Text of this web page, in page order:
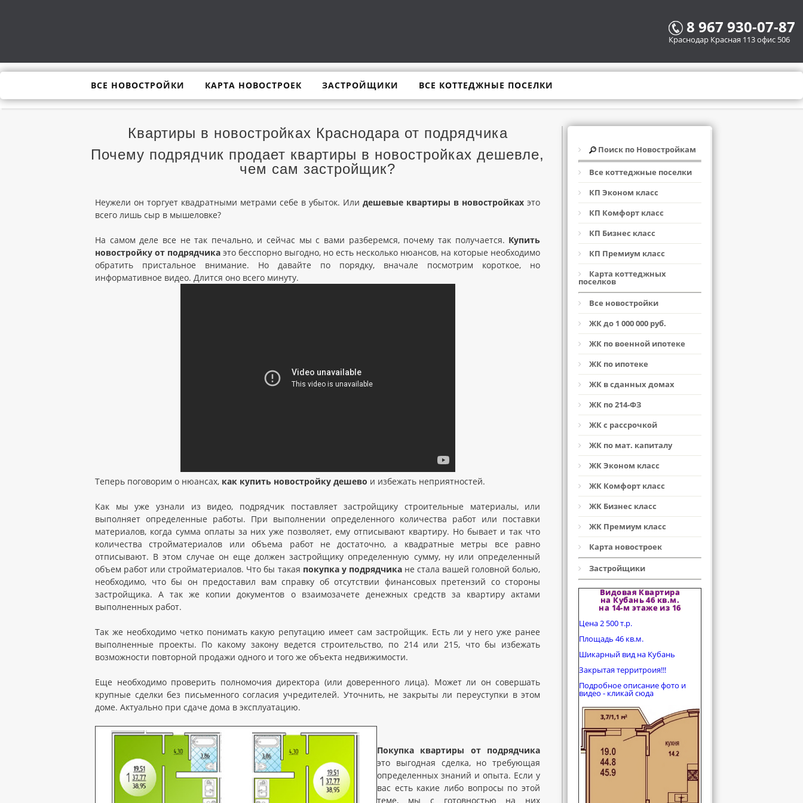
8 967 930-07-87
Краснодар Красная 113 офис 506
ВСЕ НОВОСТРОЙКИ КАРТА НОВОСТРОЕК ЗАСТРОЙЩИКИ ВСЕ КОТТЕДЖНЫЕ ПОСЕЛКИ
Квартиры в новостройках Краснодара от подрядчика
Почему подрядчик продает квартиры в новостройках дешевле,
чем сам застройщик?
Неужели он торгует квадратными метрами себе в убыток. Илидешевые квартиры в новостройках это
всего лишь сыр в мышеловке?
На самом деле все не так печально, и сейчас мы с вами разберемся, почему так получается. Купить
новостройку от подрядчика это бесспорно выгодно, но есть несколько нюансов, на которые необходимо
обратить пристальное внимание. Но давайте по порядку, вначале посмотрим короткое, но
информативное видео. Длится оно всего минуту.
Теперь поговорим о нюансах, как купить новостройку дешево и избежать неприятностей.
Как мы уже узнали из видео, подрядчик поставляет застройщику строительные материалы, или
выполняет определенные работы. При выполнении определенного количества работ или поставки
материалов, когда сумма оплаты за них уже позволяет, ему отписывают квартиру. Но бывает и так что
количества стройматериалов или объема работ не достаточно, а квадратные метры все равно
отписывают. В этом случае он еще должен застройщику определенную сумму, ну или определенный
объем работ или стройматериалов. Что бы такая покупка у подрядчикане стала вашей головной болью,
необходимо, что бы он предоставил вам справку об отсутствии финансовых претензий со стороны
застройщика. А так же копии документов о взаимозачете денежных средств за квартиру актами
выполненных работ.
Так же необходимо четко понимать какую репутацию имеет сам застройщик. Есть ли у него уже ранее
выполненные проекты. По какому закону ведется строительство, по 214 или 215, что бы избежать
возможности повторной продажи одного и того же объекта недвижимости.
Еще необходимо проверить полномочия директора (или доверенного лица). Может ли он совершать
крупные сделки без письменного согласия учредителей. Уточнить, не закрыты ли переуступки в этом
доме. Актуально при сдаче дома в эксплуатацию.
Покупка квартиры от подрядчика
это выгодная сделка, но требующая
определенных знаний и опыта. Если у
вас есть какие либо вопросы по этой
теме, мы с готовностью на них
Поиск по Новостройкам
Все коттеджные поселки
КП Эконом класс
КП Комфорт класс
КП Бизнес класс
КП Премиум класс
Карта коттеджных
поселков
Все новостройки
ЖК до 1 000 000 руб.
ЖК по военной ипотеке
ЖК по ипотеке
ЖК в сданных домах
ЖК по 214-ФЗ
ЖК с рассрочкой
ЖК по мат. капиталу
ЖК Эконом класс
ЖК Комфорт класс
ЖК Бизнес класс
ЖК Премиум класс
Карта новостроек
Застройщики
Видовая Квартира
на Кубань 46 кв.м.
на 14-м этаже из 16
Цена 2 500 т.р.
Площадь 46 кв.м.
Шикарный вид на Кубань
Закрытая территроия!!!
Подробное описание фото и
видео - кликай сюда